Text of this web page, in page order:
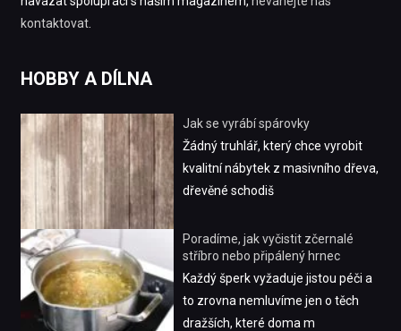
kontaktovat.
HOBBY A DÍLNA
Jak se vyrábí spárovky
Žádný truhlář, který chce vyrobit
kvalitní nábytek z masivního dřeva,
dřevěné schodiš
Poradíme, jak vyčistit zčernalé
stříbro nebo připálený hrnec
Každý šperk vyžaduje jistou péči a
to zrovna nemluvíme jen o těch
dražších, které doma m